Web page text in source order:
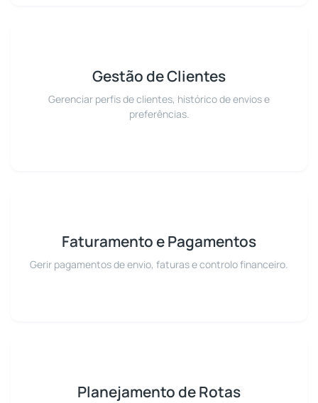
Gestão de Clientes
Gerenciar perfis de clientes, histórico de envios e
preferências.
Faturamento e Pagamentos
Gerir pagamentos de envio, faturas e controlo financeiro.
Planejamento de Rotas